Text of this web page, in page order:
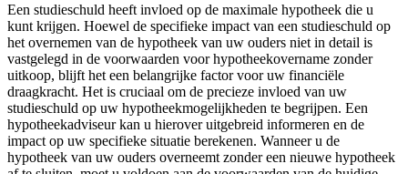
Een studieschuld heeft invloed op de maximale hypotheek die u
kunt krijgen. Hoewel de specifieke impact van een studieschuld op
het overnemen van de hypotheek van uw ouders niet in detail is
vastgelegd in de voorwaarden voor hypotheekovername zonder
uitkoop, blijft het een belangrijke factor voor uw financiële
draagkracht. Het is cruciaal om de precieze invloed van uw
studieschuld op uw hypotheekmogelijkheden te begrijpen. Een
hypotheekadviseur kan u hierover uitgebreid informeren en de
impact op uw specifieke situatie berekenen. Wanneer u de
hypotheek van uw ouders overneemt zonder een nieuwe hypotheek